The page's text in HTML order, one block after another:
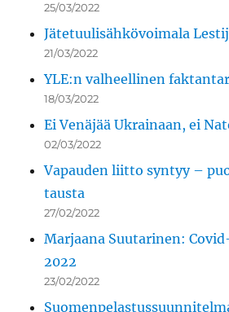
25/03/2022
Jätetuulisähkövoimala
21/03/2022
YLE:n valheellinen
18/03/2022
Ei Venäjää Ukrainaan, ei
02/03/2022
Vapauden liitto syntyy –
tausta
27/02/2022
Marjaana Suutarinen:
2022
23/02/2022